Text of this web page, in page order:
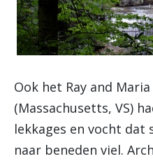
Ook het Ray and
(Massachusetts, VS)
lekkages en vocht dat
naar beneden viel.